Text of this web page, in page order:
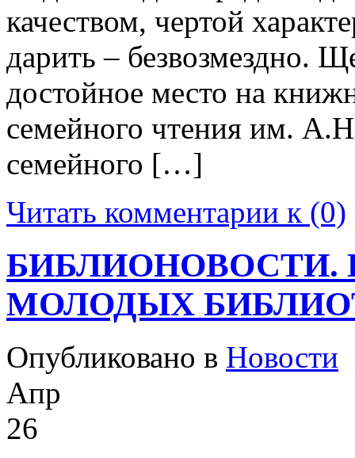
качеством, чертой
дарить – безвозмездно.
достойное место на
семейного чтения им.
семейного […]
Читать комментарии к (0)
БИБЛИОНОВОСТИ.
МОЛОДЫХ
Опубликовано в Новости
Апр
26